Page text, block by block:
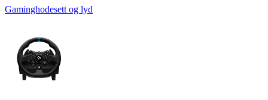
Gaminghodesett og lyd